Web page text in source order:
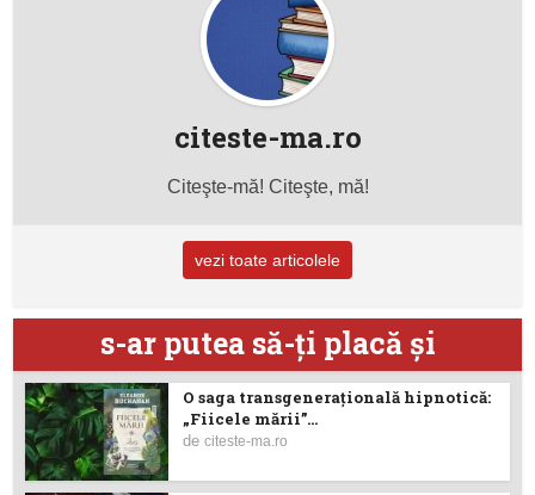
citeste-ma.ro
Citeşte-mă! Citeşte, mă!
vezi toate articolele
s-ar putea să-ţi placă şi
O saga transgenerațională hipnotică:
„Fiicele mării”...
deciteste-ma.ro